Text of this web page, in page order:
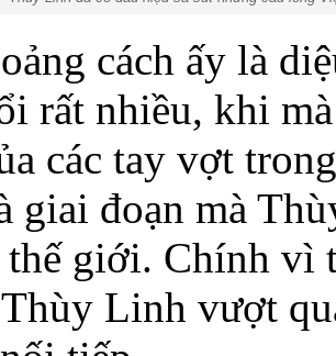
cách ấy là
rất nhiều, khi
các tay vợt
giai đoạn mà
giới. Chính vì
Linh vượt